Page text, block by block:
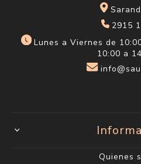
2915
Lunes a Viernes de
10:00 a
Quienes